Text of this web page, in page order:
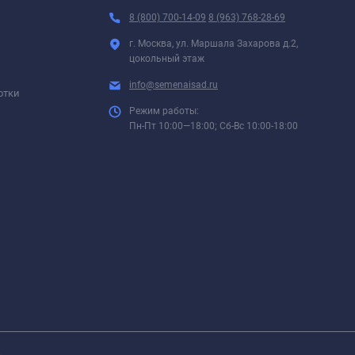
8 (800) 700-14-09 8 (963) 768-28-69
г. Москва, ул. Маршала Захарова д.2,
цокольный этаж
info@semenaisad.ru
Режим работы:
Пн-Пт 10:00—18:00; Сб-Вс 10:00-18:00